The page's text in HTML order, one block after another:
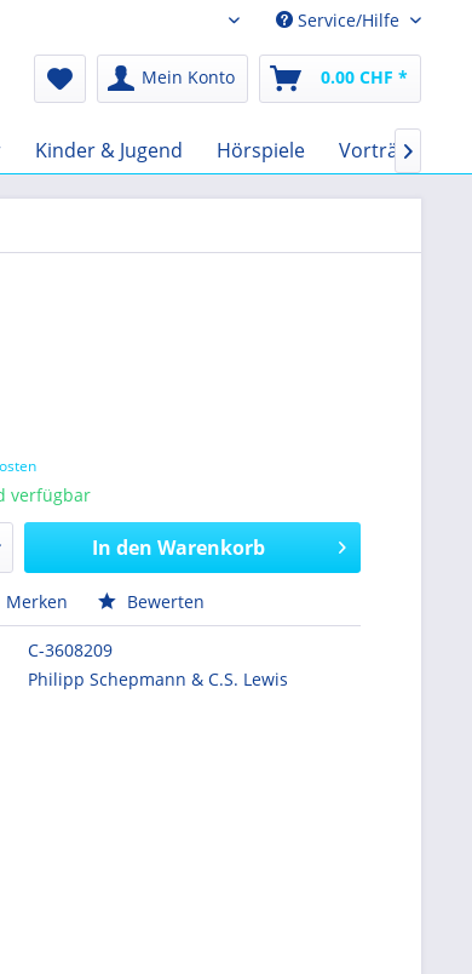
Audio-Book CHFService/Hilfe
Mein Konto 0.00 CHF *
Kinder & Jugend Hörspiele Vorträge

verfügbar
In den Warenkorb
Merken Bewerten
C-3608209
Philipp Schepmann & C.S. Lewis